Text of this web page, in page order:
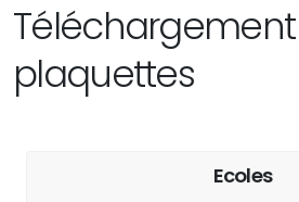
plaquettes
Ecoles